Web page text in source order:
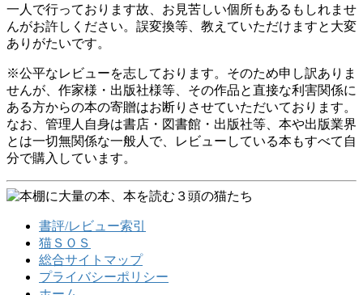
一人で行っております故、お見苦しい個所もあるもしれませ
んがお許しください。誤変換等、教えていただけますと大変
ありがたいです。
※公平なレビューを志しております。そのため申し訳ありま
せんが、作家様・出版社様等、その作品と直接な利害関係に
ある方からの本の寄贈はお断りさせていただいております。
なお、管理人自身は書店・図書館・出版社等、本や出版業界
とは一切無関係な一般人で、レビューしている本もすべて自
分で購入しています。
書評/レビュー索引
猫ＳＯＳ
総合サイトマップ
プライバシーポリシー